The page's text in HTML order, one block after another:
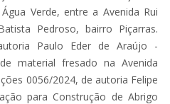
Verde, entre a Avenida Rui
Pedroso, bairro Piçarras.
Paulo Eder de Araújo -
material fresado na Avenida
0056/2024, de autoria Felipe
para Construção de Abrigo